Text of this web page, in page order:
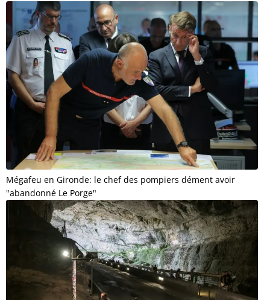
Mégafeu en Gironde: le chef des pompiers dément avoir
"abandonné Le Porge"